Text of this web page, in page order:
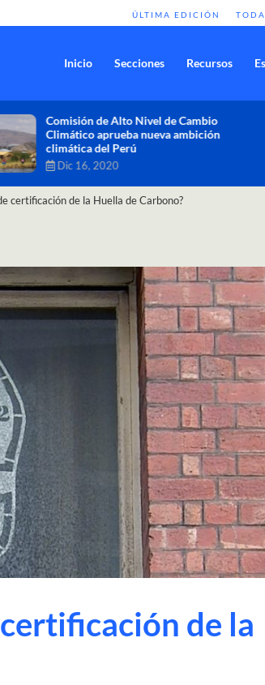
ÚLTIMA EDICIÓN
Inicio Secciones Recursos
Comisión de Alto Nivel de Cambio
Climático aprueba nueva ambición
climática del Perú
Dic 16, 2020
certificación de la Huella de Carbono?
de la